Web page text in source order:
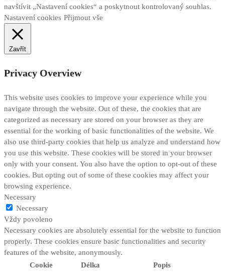
navštívit „Nastavení cookies“ a poskytnout kontrolovaný souhlas.
Nastavení cookies Přijmout vše
Zavřít
Privacy Overview
This website uses cookies to improve your experience while you
navigate through the website. Out of these, the cookies that are
categorized as necessary are stored on your browser as they are
essential for the working of basic functionalities of the website. We
also use third-party cookies that help us analyze and understand how
you use this website. These cookies will be stored in your browser
only with your consent. You also have the option to opt-out of these
cookies. But opting out of some of these cookies may affect your
browsing experience.
Necessary
Necessary
Vždy povoleno
Necessary cookies are absolutely essential for the website to function
properly. These cookies ensure basic functionalities and security
features of the website, anonymously.
Cookie
Délka Popis